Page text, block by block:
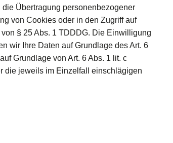
Übertragung personenbezogener
von Cookies oder in den Zugriff auf
§ 25 Abs. 1 TDDDG. Die Einwilligung
wir Ihre Daten auf Grundlage des Art. 6
Grundlage von Art. 6 Abs. 1 lit. c
die jeweils im Einzelfall einschlägigen